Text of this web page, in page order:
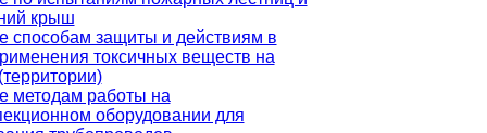
крыш
способам защиты и действиям в
токсичных веществ на
методам работы на
оборудовании для